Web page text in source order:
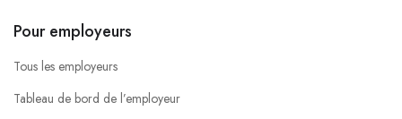
Pour employeurs
Tous les employeurs
Tableau de bord de l’employeur